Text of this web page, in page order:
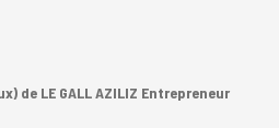
de LE GALL AZILIZ Entrepreneur